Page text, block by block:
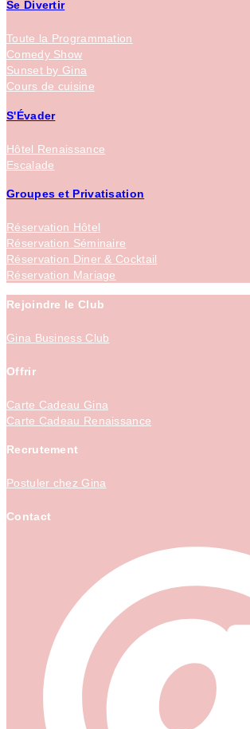
Se Divertir
Toute la Programmation
Comedy Show
Sunset by Gina
Cours de cuisine
S'Évader
Hôtel Renaissance
Escalade
Groupes et Privatisation
Réservation Hôtel
Réservation Séminaire
Réservation Diner & Cocktail
Réservation Mariage
Rejoindre le Club
Gina Business Club
Offrir
Carte Cadeau Gina
Carte Cadeau Renaissance
Recrutement
Postuler chez Gina
Contact